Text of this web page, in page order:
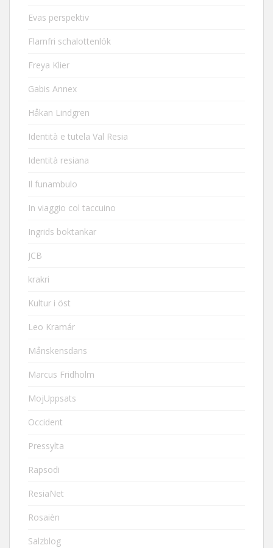
Evas perspektiv
Flarnfri schalottenlök
Freya Klier
Gabis Annex
Håkan Lindgren
Identità e tutela Val Resia
Identità resiana
Il funambulo
In viaggio col taccuino
Ingrids boktankar
JCB
krakri
Kultur i öst
Leo Kramár
Månskensdans
Marcus Fridholm
MojUppsats
Occident
Pressylta
Rapsodi
ResiaNet
Rosaièn
Salzblog